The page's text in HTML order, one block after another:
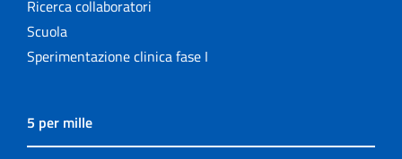
Ricerca collaboratori
Scuola
Sperimentazione clinica fase I
5 per mille